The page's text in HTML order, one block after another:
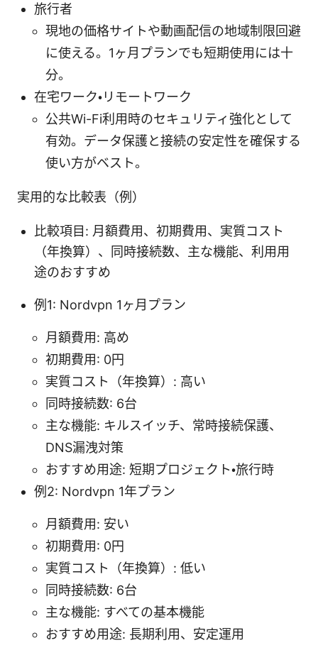
旅行者
現地の価格サイトや動画配信の地域制限回避
に使える。1ヶ月プランでも短期使用には十
分。
在宅ワーク・リモートワーク
公共Wi-Fi利用時のセキュリティ強化として
有効。データ保護と接続の安定性を確保する
使い方がベスト。
実用的な比較表（例）
比較項目: 月額費用、初期費用、実質コスト
（年換算）、同時接続数、主な機能、利用用
途のおすすめ
例1: Nordvpn 1ヶ月プラン
月額費用: 高め
初期費用: 0円
実質コスト（年換算）: 高い
同時接続数: 6台
主な機能: キルスイッチ、常時接続保護、
DNS漏洩対策
おすすめ用途: 短期プロジェクト・旅行時
例2: Nordvpn 1年プラン
月額費用: 安い
初期費用: 0円
実質コスト（年換算）: 低い
同時接続数: 6台
主な機能: すべての基本機能
おすすめ用途: 長期利用、安定運用